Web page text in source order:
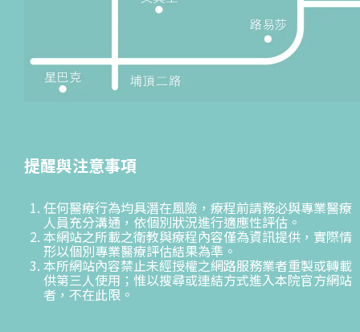
提醒與注意事項
任何醫療行為均具潛在風險，療程前請務必與專業醫療
人員充分溝通，依個別狀況進行適應性評估。
本網站之所載之衛教與療程內容僅為資訊提供，實際情
形以個別專業醫療評估結果為準。
本所網站內容禁止未經授權之網路服務業者重製或轉載
供第三人使用；惟以搜尋或連結方式進入本院官方網站
者，不在此限。